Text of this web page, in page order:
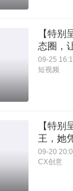
【特别
态圈，
09-25
短视频
【特别
王，她
09-20
CX创意